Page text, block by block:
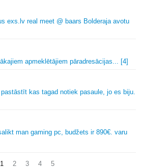
exs. lv real meet @ baars Bolderaja avotu
apmeklētājiem pāradresācijas.
[4]
kas tagad notiek pasaule, jo es biju.
man gaming pc, budžets ir 890€. varu
1 2 3 4 5